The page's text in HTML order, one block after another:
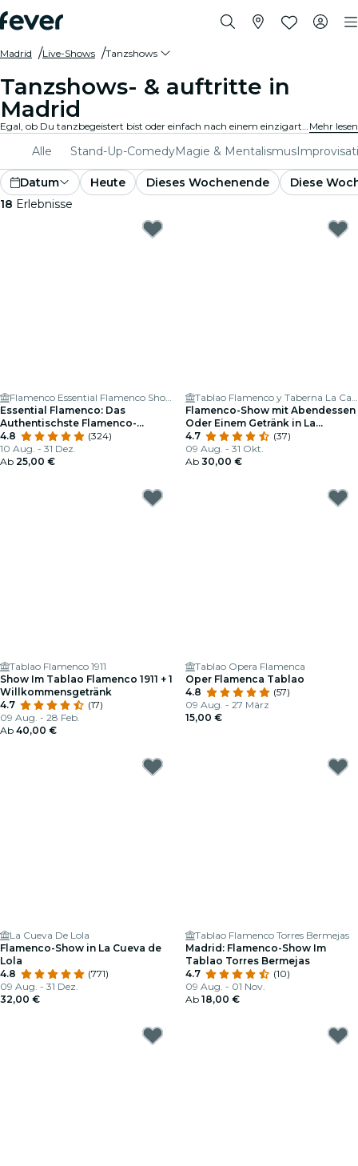
Madrid Live-Shows Tanzshows
Tanzshows- & auftritte in
Madrid
Egal, ob Du tanzbegeistert bist oder einfach nach einem einzigartigen Abend suchst, Madrid bietet etwas für jeden Geschmack. Von zeitgenössischem Tanz bis hin zu Ballett und allem, was dazwischen liegt, gibt es unzählige Ensembles und Produktionen, aus denen Du wählen kannst. Mehr lesen
Alle Stand-Up-ComedyMagie & Mentalismus
Datum Heute Dieses Wochenende
Diese
18 Erlebnisse
Flamenco Essential Flamenco Show
Essential Flamenco: Das
Authentischste Flamenco-
Erlebnis in Madrid
4.8
(324)
10 Aug. - 31 Dez.
Ab 25,00 €
Tablao Flamenco y Taberna La Carmela
Flamenco-Show mit Abendessen
Oder Einem Getränk in La
Carmela
4.7
(37)
09 Aug. - 31 Okt.
Ab 30,00 €
Tablao Flamenco 1911
Show Im Tablao Flamenco 1911 + 1
Willkommensgetränk
4.7
(17)
09 Aug. - 28 Feb.
Ab 40,00 €
Tablao Opera Flamenca
Oper Flamenca Tablao
4.8
(57)
09 Aug. - 27 März
15,00 €
La Cueva De Lola
Flamenco-Show in La Cueva de
Lola
4.8
(771)
09 Aug. - 31 Dez.
32,00 €
Tablao Flamenco Torres Bermejas
Madrid: Flamenco-Show Im
Tablao Torres Bermejas
4.7
(10)
09 Aug. - 01 Nov.
Ab 18,00 €